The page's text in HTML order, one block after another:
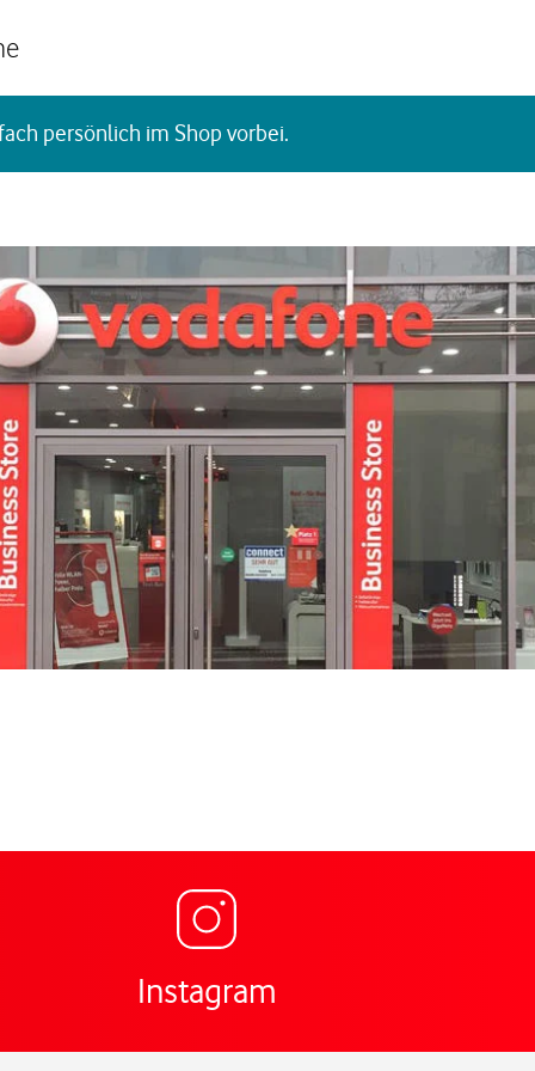
persönlich im Shop vorbei.
Instagram